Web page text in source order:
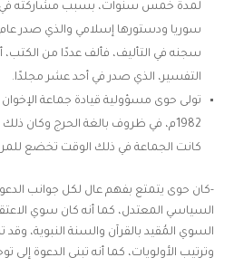
لمدة خمس سنوات، بسبب مشاركته في
سجنه في التأليف، فألف عددًا من
التفسير، الذي صدر في أحد عشر مجلدًا.
1982م، في ظروف بالغة الحرج وكان
كانت الجماعة في ذلك الوقت تخضع
-كان حوى يتمتع بفهم عال لكل جوانب
السياسي المعتدل، كما أنه كان سوي
السوي المُقيد بالقرآن والسنة النبوية،
وترتيب الأولويات، كما أنه تبنى الدعوة إلى